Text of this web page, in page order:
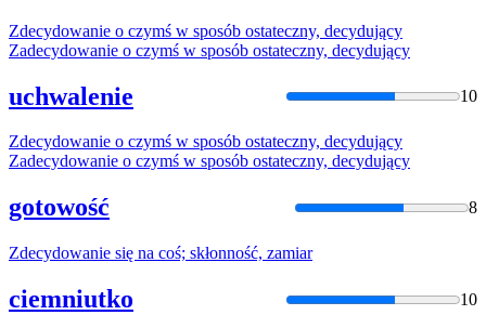
Zdecydowanie o czymś w sposób ostateczny, decydujący
Zadecydowanie o czymś w sposób ostateczny, decydujący
uchwalenie 10
Zdecydowanie o czymś w sposób ostateczny, decydujący
Zadecydowanie o czymś w sposób ostateczny, decydujący
gotowość 8
Zdecydowanie się na coś; skłonność, zamiar
ciemniutko 10